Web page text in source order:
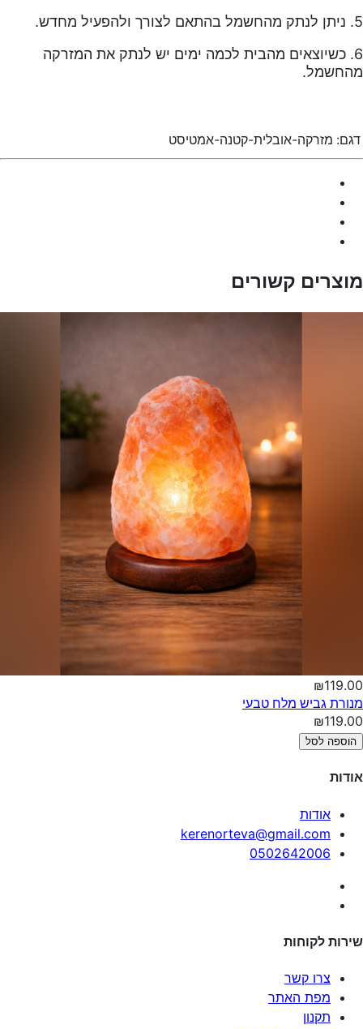
5. ניתן לנתק מהחשמל בהתאם לצורך ולהפעיל מחדש.
6. כשיוצאים מהבית לכמה ימים יש לנתק את המזרקה
מהחשמל.
דגם: מזרקה-אובלית-קטנה-אמטיסט
מוצרים קשורים
₪119.00
מנורת גביש מלח טבעי
₪119.00
הוספה לסל
אודות
אודות
kerenorteva@gmail.com
0502642006
שירות לקוחות
צרו קשר
מפת האתר
תקנון